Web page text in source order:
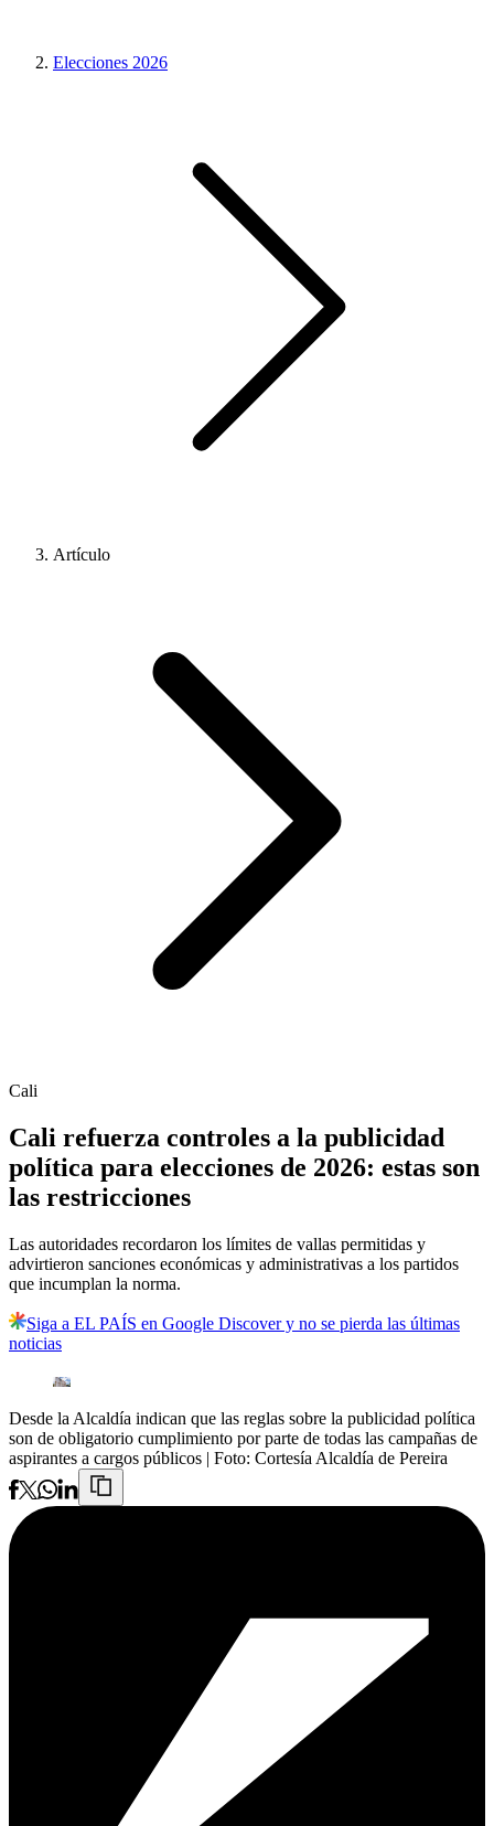
Elecciones 2026
Artículo
Cali
Cali refuerza controles a la publicidad
política para elecciones de 2026: estas son
las restricciones
Las autoridades recordaron los límites de vallas permitidas y
advirtieron sanciones económicas y administrativas a los partidos
que incumplan la norma.
Siga a EL PAÍS en Google Discover y no se pierda las últimas
noticias
Desde la Alcaldía indican que las reglas sobre la publicidad política
son de obligatorio cumplimiento por parte de todas las campañas de
aspirantes a cargos públicos | Foto: Cortesía Alcaldía de Pereira